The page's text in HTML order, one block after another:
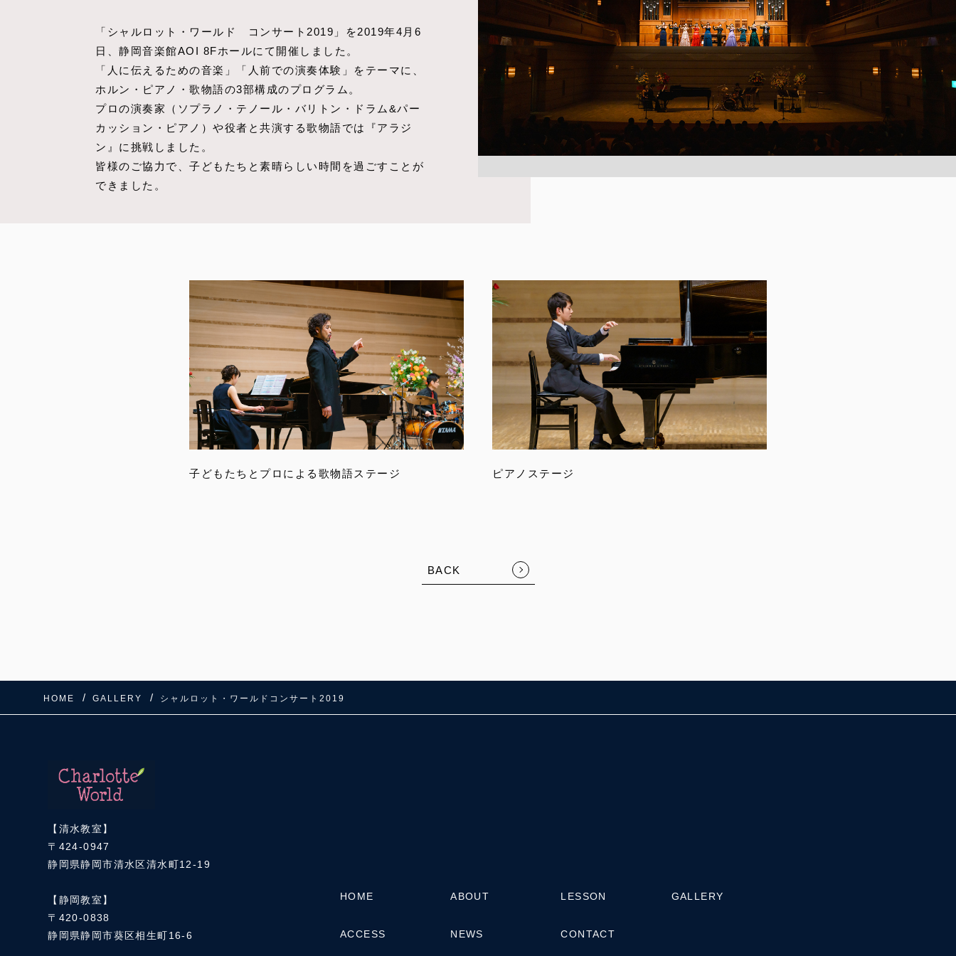
「シャルロット・ワールド コンサート2019」を2019年4月6
日、静岡音楽館AOI 8Fホールにて開催しました。
「人に伝えるための音楽」「人前での演奏体験」をテーマに、
ホルン・ピアノ・歌物語の3部構成のプログラム。
プロの演奏家（ソプラノ・テノール・バリトン・ドラム&パー
カッション・ピアノ）や役者と共演する歌物語では『アラジ
ン』に挑戦しました。
皆様のご協力で、子どもたちと素晴らしい時間を過ごすことが
できました。
子どもたちとプロによる歌物語ステージ ピアノステージ
BACK
HOME GALLERY シャルロット・ワールドコンサート2019
【清水教室】
〒424-0947
静岡県静岡市清水区清水町12-19
【静岡教室】
〒420-0838
静岡県静岡市葵区相生町16-6
HOME ABOUT LESSON GALLERY
ACCESS NEWS CONTACT